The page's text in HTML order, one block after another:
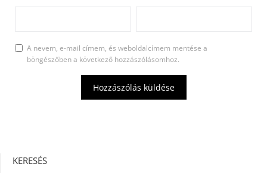
A nevem, e-mail címem, és weboldalcímem mentése a
böngészőben a következő hozzászólásomhoz.
KERESÉS